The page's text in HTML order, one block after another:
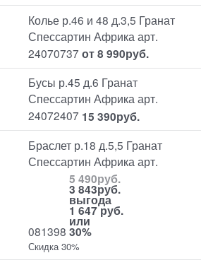
Колье р.46 и 48 д.3,5 Гранат
Спессартин Африка арт.
24070737 от8 990руб.
Бусы р.45 д.6 Гранат
Спессартин Африка арт.
24072407 15 390руб.
Браслет р.18 д.5,5 Гранат
Спессартин Африка арт.
081398
5 490руб.
3 843руб.
выгода
1 647 руб.
или
30%
Скидка 30%